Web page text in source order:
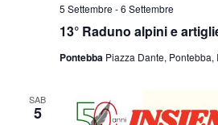
13° Raduno alpini e
5 Settembre -6 Settembre
Pontebba Piazza Dante, Pontebba,
SAB
5